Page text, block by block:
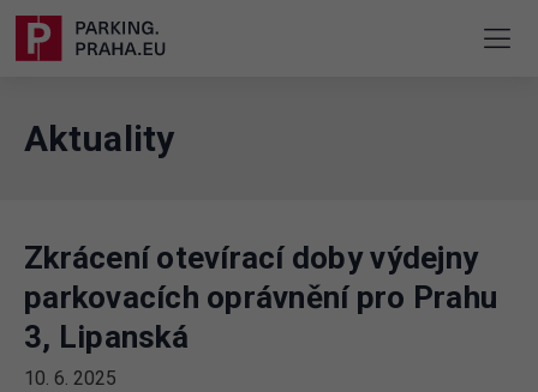
Aktuality
Zkrácení otevírací doby výdejny
parkovacích oprávnění pro Prahu
3, Lipanská
10. 6. 2025